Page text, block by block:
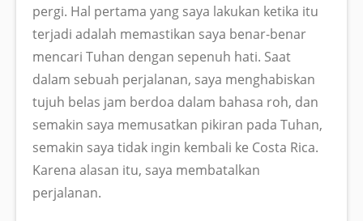
pergi. Hal pertama yang saya lakukan ketika itu
terjadi adalah memastikan saya benar-benar
mencari Tuhan dengan sepenuh hati. Saat
dalam sebuah perjalanan, saya menghabiskan
tujuh belas jam berdoa dalam bahasa roh, dan
semakin saya memusatkan pikiran pada Tuhan,
semakin saya tidak ingin kembali ke Costa Rica.
Karena alasan itu, saya membatalkan
perjalanan.